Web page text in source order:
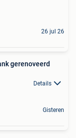
26 jul 26
gerenoveerd
Details
Gisteren